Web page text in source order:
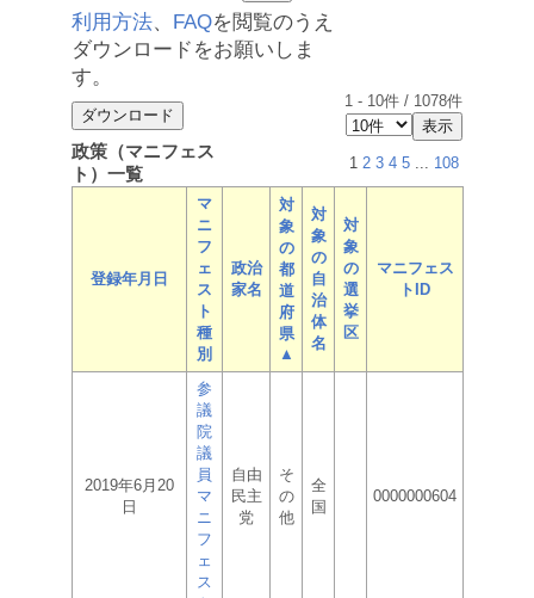
利用方法、 FAQを閲覧のうえ
ダウンロードをお願いしま
す。
1 - 10件 / 1078件
政策（マニフェス
ト）一覧
1 2 3 4 5 ... 108
登録年月日
マ
ニ
フ
ェ
ス
ト
種
別
政治
家名
対
象
の
都
道
府
県
▲
対
象
の
自
治
体
名
対
象
の
選
挙
区
マニフェス
トID
2019年6月20
日
参
議
院
議
員
マ
ニ
フ
ェ
ス
自由
民主
党
そ
の
他
全
国
0000000604